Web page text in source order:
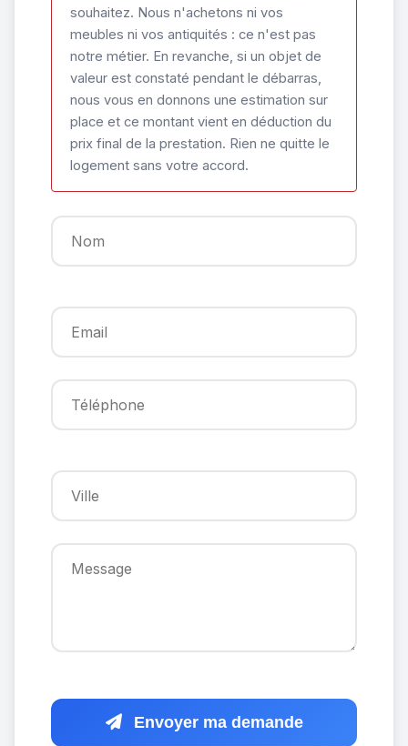
souhaitez. Nous n'achetons ni vos
meubles ni vos antiquités : ce n'est pas
notre métier. En revanche, si un objet de
valeur est constaté pendant le débarras,
nous vous en donnons une estimation sur
place et ce montant vient en déduction du
prix final de la prestation. Rien ne quitte le
logement sans votre accord.
Envoyer ma demande